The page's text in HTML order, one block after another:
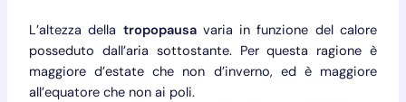
L’altezza della tropopausavaria in funzione del calore
posseduto dall’aria sottostante. Per questa ragione è
maggiore d’estate che non d’inverno, ed è maggiore
all’equatore che non ai poli.